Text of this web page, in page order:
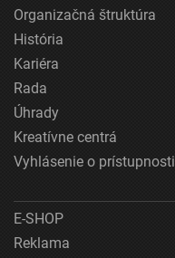
Organizačná štruktúra
História
Kariéra
Rada
Úhrady
Kreatívne centrá
Vyhlásenie o prístupnosti
E-SHOP
Reklama